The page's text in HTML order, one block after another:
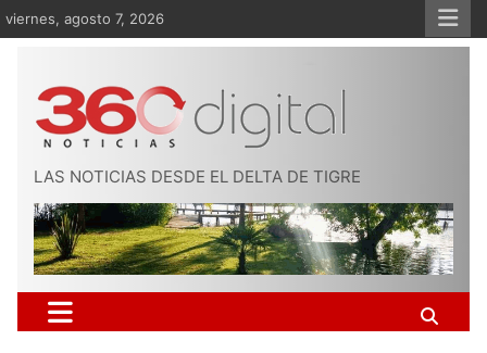
Saltar
al
viernes, agosto 7, 2026
LAS NOTICIAS DESDE EL DELTA DE TIGRE